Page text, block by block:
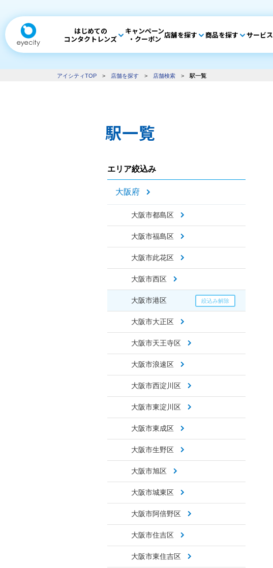
はじめての
コンタクトレンズ
キャンペーン
・クーポン 店舗を探す 商品を探す サービス
アイシティTOP > 店舗を探す > 店舗検索 > 駅一覧
駅一覧
エリア絞込み
大阪府
大阪市都島区
大阪市福島区
大阪市此花区
大阪市西区
大阪市港区
大阪市大正区
大阪市天王寺区
大阪市浪速区
大阪市西淀川区
大阪市東淀川区
大阪市東成区
大阪市生野区
大阪市旭区
大阪市城東区
大阪市阿倍野区
大阪市住吉区
大阪市東住吉区